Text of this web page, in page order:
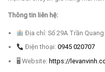
Thông tin liên hệ:
Địa chỉ: Số 29A Trần
Điện thoại:0945 020707
🖥 Website: https://